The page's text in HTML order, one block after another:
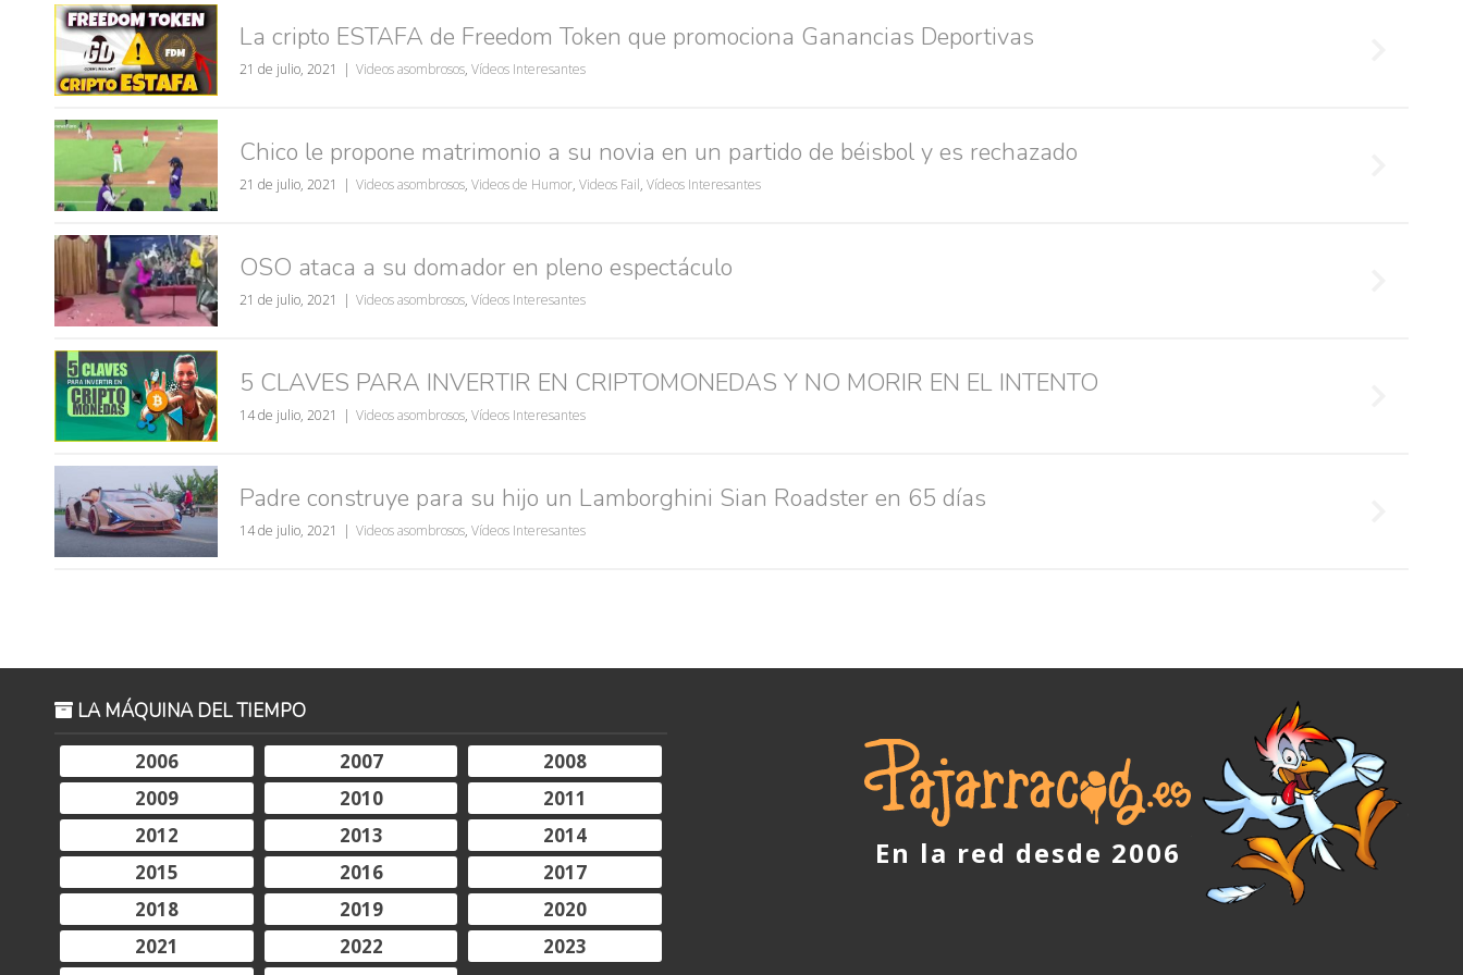
La cripto ESTAFA de Freedom Token que promociona Ganancias Deportivas
21 de julio, 2021 Videos asombrosos, Vídeos Interesantes
Chico le propone matrimonio a su novia en un partido de béisbol y es rechazado
21 de julio, 2021 Videos asombrosos, Videos de Humor, Videos Fail, Vídeos Interesantes
OSO ataca a su domador en pleno espectáculo
21 de julio, 2021 Videos asombrosos, Vídeos Interesantes
5 CLAVES PARA INVERTIR EN CRIPTOMONEDAS Y NO MORIR EN EL INTENTO
14 de julio, 2021 Videos asombrosos, Vídeos Interesantes
Padre construye para su hijo un Lamborghini Sian Roadster en 65 días
14 de julio, 2021 Videos asombrosos, Vídeos Interesantes
LA MÁQUINA DEL TIEMPO
2006
2007
2008
2009
2010
2011
2012
2013
2014
2015
2016
2017
2018
2019
2020
2021
2022
2023
En la red desde 2006